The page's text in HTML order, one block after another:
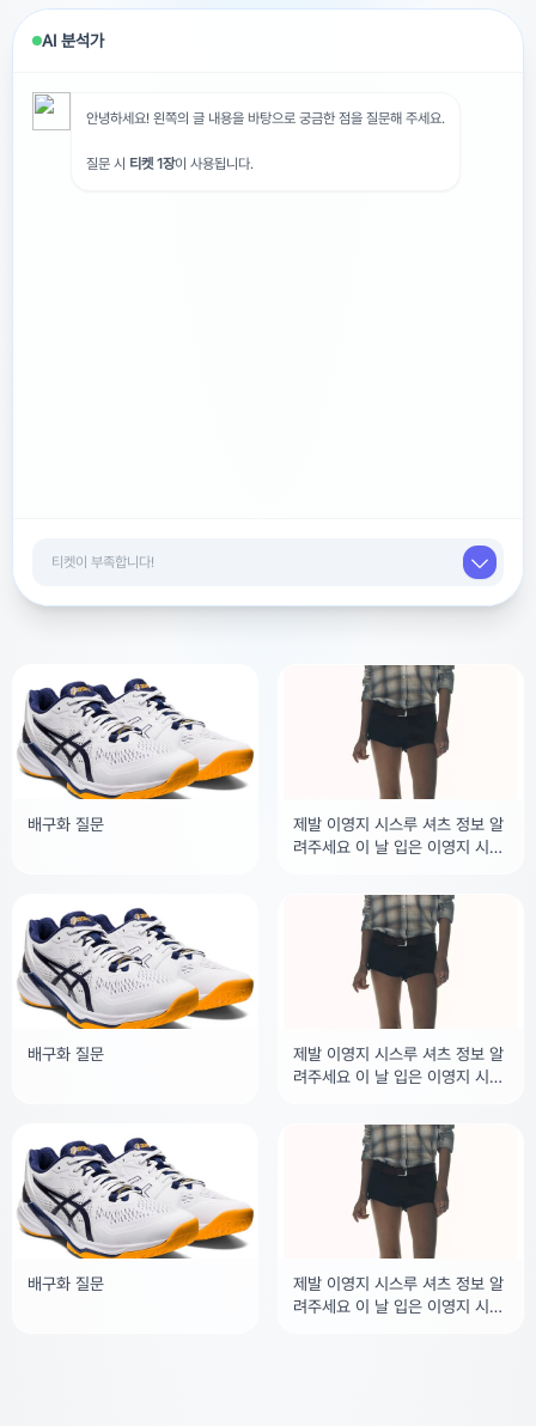
AI 분석가
안녕하세요! 왼쪽의 글 내용을 바탕으로 궁금한 점을 질문해 주세요.
질문 시 티켓 1장이 사용됩니다.
배구화 질문
제발 이영지 시스루 셔츠 정보 알
려주세요 이 날 입은 이영지 시수
배구화 질문
제발 이영지 시스루 셔츠 정보 알
려주세요 이 날 입은 이영지 시수
배구화 질문
제발 이영지 시스루 셔츠 정보 알
려주세요 이 날 입은 이영지 시수